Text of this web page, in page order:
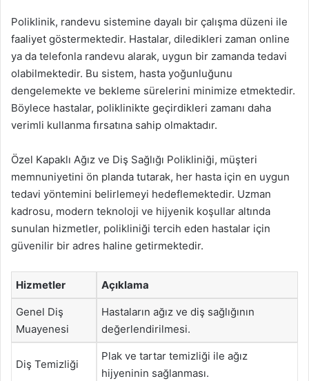
Poliklinik, randevu sistemine dayalı bir çalışma düzeni ile
faaliyet göstermektedir. Hastalar, diledikleri zaman online
ya da telefonla randevu alarak, uygun bir zamanda tedavi
olabilmektedir. Bu sistem, hasta yoğunluğunu
dengelemekte ve bekleme sürelerini minimize etmektedir.
Böylece hastalar, poliklinikte geçirdikleri zamanı daha
verimli kullanma fırsatına sahip olmaktadır.
Özel Kapaklı Ağız ve Diş Sağlığı Polikliniği, müşteri
memnuniyetini ön planda tutarak, her hasta için en uygun
tedavi yöntemini belirlemeyi hedeflemektedir. Uzman
kadrosu, modern teknoloji ve hijyenik koşullar altında
sunulan hizmetler, polikliniği tercih eden hastalar için
güvenilir bir adres haline getirmektedir.
Hizmetler Açıklama
Genel Diş
Muayenesi
Hastaların ağız ve diş sağlığının
değerlendirilmesi.
Diş Temizliği
Plak ve tartar temizliği ile ağız
hijyeninin sağlanması.